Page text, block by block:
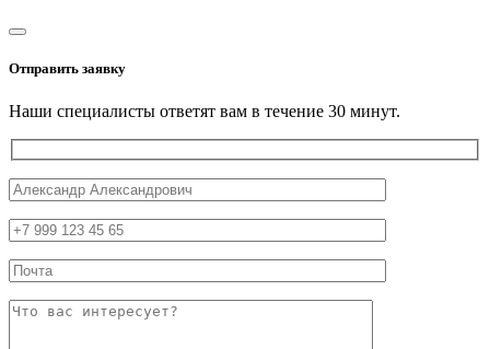
Отправить заявку
Наши специалисты ответят вам в течение 30 минут.